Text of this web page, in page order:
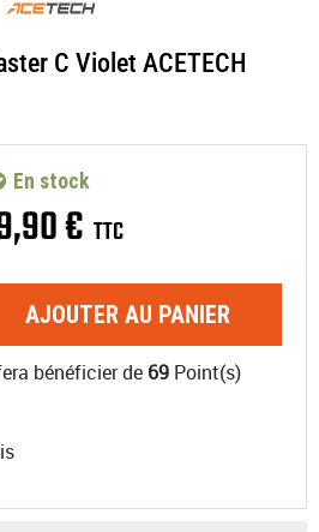
C Violet ACETECH
,90€ TTC
En stock
AJOUTER AU PANIER
bénéficier de 69Point(s)